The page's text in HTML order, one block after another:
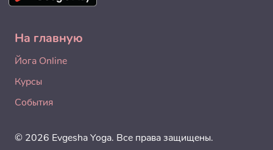
На главную
Йога Online
Курсы
События
© 2026 Evgesha Yoga. Все права защищены.